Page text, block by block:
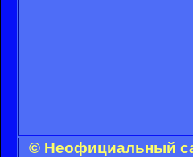
© Неофициальный